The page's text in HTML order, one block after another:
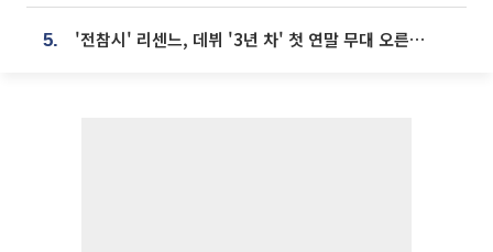
5. '전참시' 리센느, 데뷔 '3년 차' 첫 연말 무대 오른다⋯"그동안 섭외 안 와"